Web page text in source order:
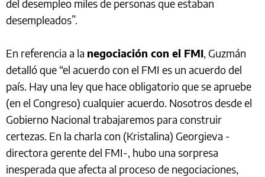
del desempleo miles de personas que estaban
desempleados”.
En referencia a la negociación con el FMI, Guzmán
detalló que “el acuerdo con el FMI es un acuerdo del
país. Hay una ley que hace obligatorio que se apruebe
(en el Congreso) cualquier acuerdo. Nosotros desde el
Gobierno Nacional trabajaremos para construir
certezas. En la charla con (Kristalina) Georgieva -
directora gerente del FMI-, hubo una sorpresa
inesperada que afecta al proceso de negociaciones,